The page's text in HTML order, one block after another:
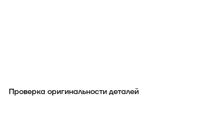
Проверка оригинальности деталей